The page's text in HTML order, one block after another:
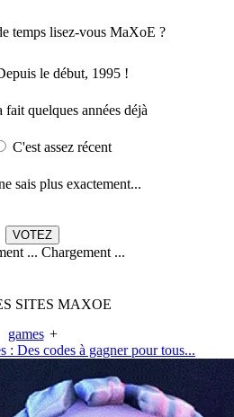
temps lisez-vous MaXoE ?
le début, 1995 !
fait quelques années déjà
C'est assez récent
sais plus exactement...
Chargement ...
SITES MAXOE
games +
: Des codes à gagner pour tous...